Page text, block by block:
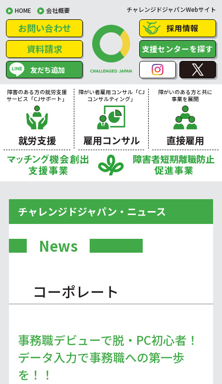
HOME 会社概要 チャレンジドジャパンWebサイト
お問い合わせ
資料請求
友だち追加
採用情報
支援センターを探す
障害のある方の就労支援
サービス「CJサポート」
就労支援
障がい者雇用コンサル「CJ
コンサルティング」
雇用コンサル
障がいのある方と共に
事業を展開
直接雇用
チャレンジドジャパン・ニュース
News
コーポレート
事務職デビューで脱・PC初心者！
データ入力で事務職への第一歩
を！！